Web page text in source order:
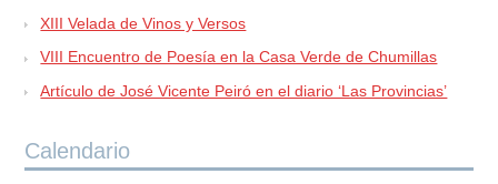
XIII Velada de Vinos y Versos
VIII Encuentro de Poesía en la Casa Verde de Chumillas
Artículo de José Vicente Peiró en el diario ‘Las Provincias’
Calendario